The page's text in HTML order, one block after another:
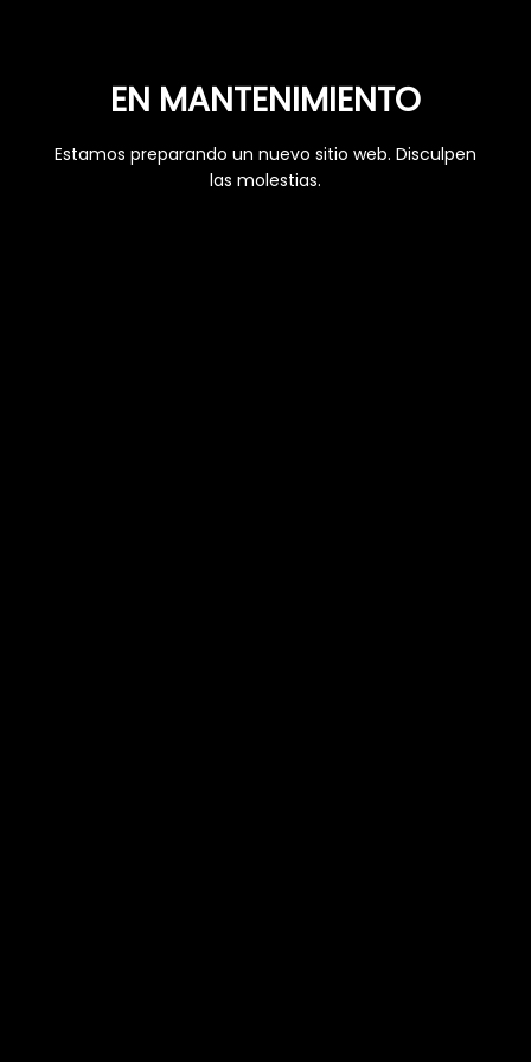
EN MANTENIMIENTO
Estamos preparando un nuevo sitio web. Disculpen
las molestias.